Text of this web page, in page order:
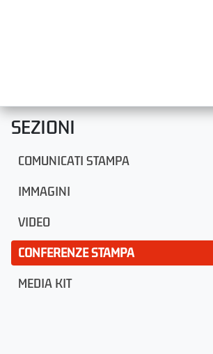
SEZIONI
COMUNICATI STAMPA
IMMAGINI
VIDEO
CONFERENZE STAMPA
MEDIA KIT